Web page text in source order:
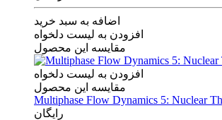
اضافه به سبد خرید
افزودن به لیست دلخواه
مقایسه این محصول
افزودن به لیست دلخواه
مقایسه این محصول
Multiphase Flow Dynamics 5: Nuclear
رایگان